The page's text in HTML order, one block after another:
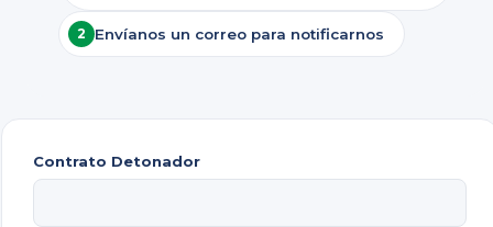
2 Envíanos un correo para notificarnos
Contrato Detonador